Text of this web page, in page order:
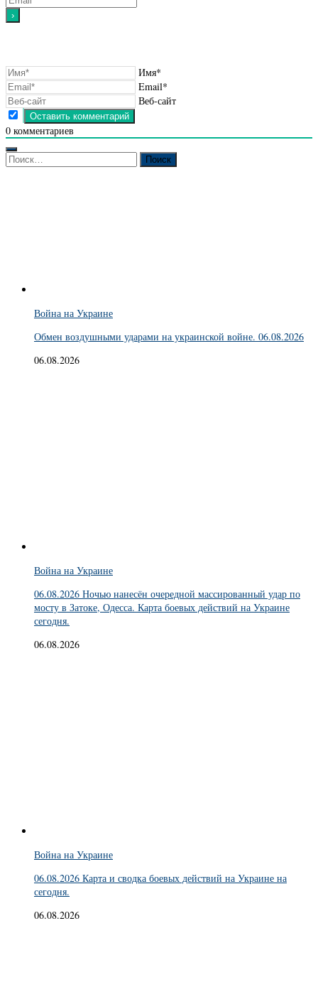
Имя*
Email*
Веб-сайт
0 комментариев
Найти:
Война на Украине
Обмен воздушными ударами на украинской войне. 06.08.2026
06.08.2026
Война на Украине
06.08.2026 Ночью нанесён очередной массированный удар по
мосту в Затоке, Одесса. Карта боевых действий на Украине
сегодня.
06.08.2026
Война на Украине
06.08.2026 Карта и сводка боевых действий на Украине на
сегодня.
06.08.2026